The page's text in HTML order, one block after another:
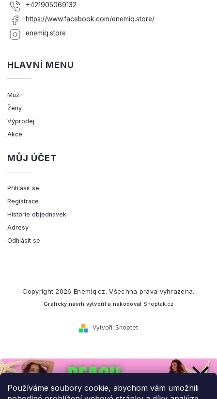
Používáme soubory cookie, abychom vám umožnili
+421905069132
https://www.facebook.com/enemiq.store/
enemiq.store
HLAVNÍ MENU
Muži
Ženy
Výprodej
Akce
MŮJ ÚČET
Přihlásit se
Registrace
Historie objednávek
Adresy
Odhlásit se
Vytvořil Shoptet
Copyright 2026 Enemiq.cz. Všechna práva vyhrazena.
Grafický návrh vytvořil a nakódoval Shoptak.cz
Přihlaste se k našemu
newsletteru.